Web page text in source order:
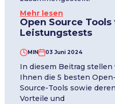
Mehr lesen
Open Source Tools
Leistungstests
MIN 03 Juni 2024
In diesem Beitrag stellen
Ihnen die 5 besten Open-
Source-Tools sowie deren
Vorteile und